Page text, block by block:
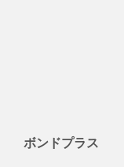
ボンドプラス